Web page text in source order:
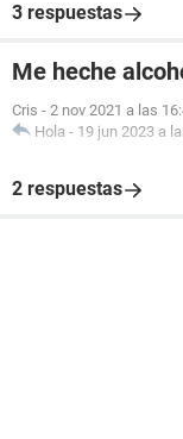
3 respuestas
Me heche
Cris - 2 nov 2021 a las
Hola - 19 jun 2023 a
2 respuestas